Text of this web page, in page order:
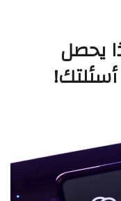
يحصل